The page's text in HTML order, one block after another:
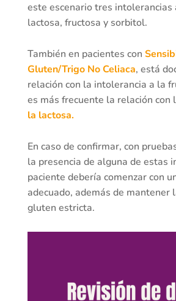
este escenario tres
lactosa, fructosa y sorbitol.
También en pacientes con
Gluten/Trigo No Celiaca, está
relación con la intolerancia a la
es más frecuente la relación con
la lactosa.
En caso de confirmar, con
la presencia de alguna de estas
paciente debería comenzar con
adecuado, además de mantener
gluten estricta.